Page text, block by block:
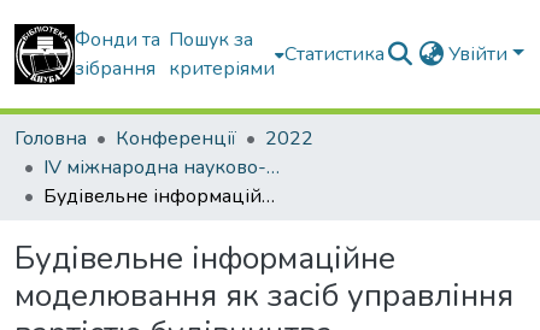
Фонди та
зібрання
Пошук за
критеріями
Статистика Увійти
Головна Конференції
2022
IV міжнародна науково-практична конференція “Економіко-управлінські та інформаційно-аналітичні новації в будівництві”
Будівельне інформаційне моделювання як засіб управління вартістю будівництва
Будівельне інформаційне
моделювання як засіб управління